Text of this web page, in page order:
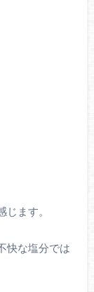
ます。
快な塩分では